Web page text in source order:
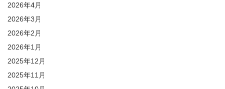
2026年4月
2026年3月
2026年2月
2026年1月
2025年12月
2025年11月